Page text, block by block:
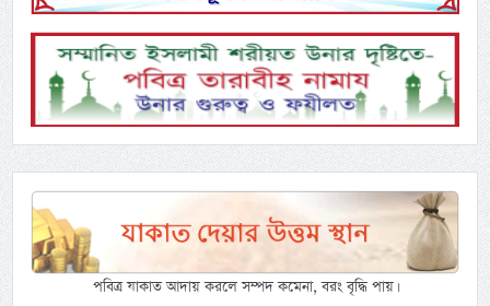
পবিত্র যাকাত আদায় করলে সম্পদ কমেনা, বরং বৃদ্ধি পায়।